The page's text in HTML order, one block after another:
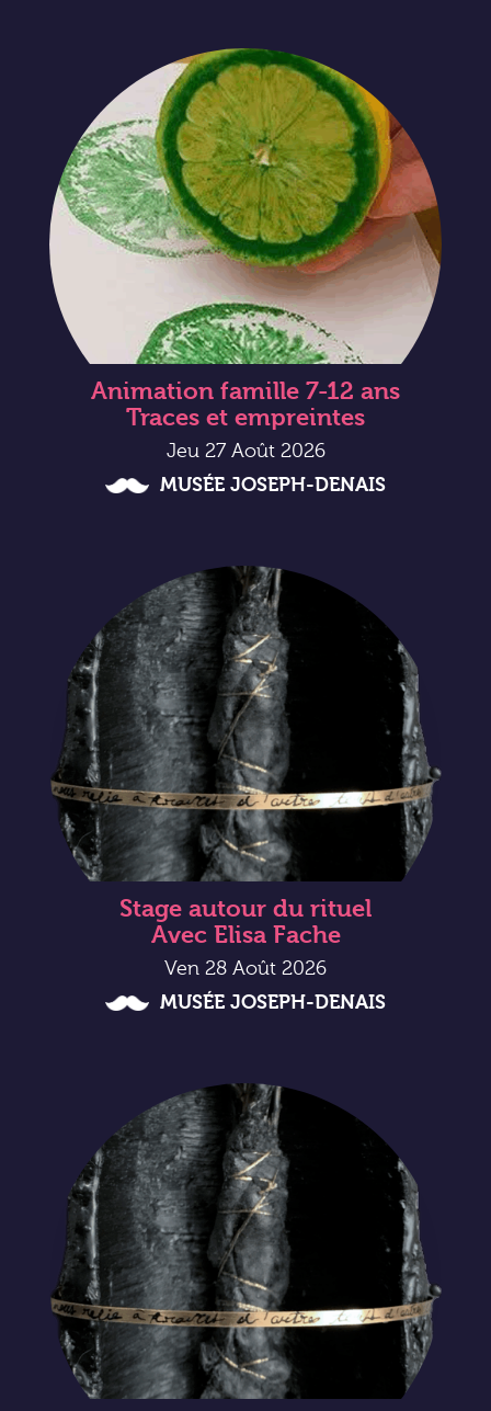
Animation famille 7-12 ans
Traces et empreintes
Jeu 27 Août 2026
MUSÉE JOSEPH-DENAIS
Stage autour du rituel
Avec Elisa Fache
Ven 28 Août 2026
MUSÉE JOSEPH-DENAIS